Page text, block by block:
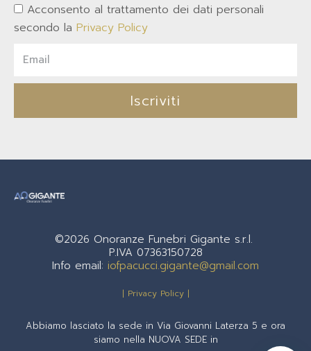
Acconsento al trattamento dei dati personali
secondo la Privacy Policy
Iscriviti
©2026 Onoranze Funebri Gigante s.r.l.
P.IVA 07363150728
Info email: iofpacucci.gigante@gmail.com
| Privacy Policy |
Abbiamo lasciato la sede in Via Giovanni Laterza 5 e ora
siamo nella NUOVA SEDE in